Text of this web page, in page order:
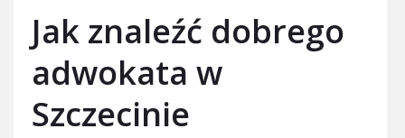
Jak znaleźć dobrego
adwokata w
Szczecinie